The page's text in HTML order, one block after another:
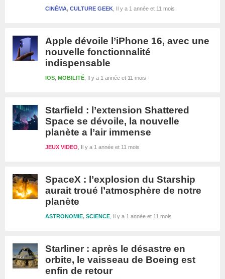
Il y a 1 année et 11 mois
CINÉMA, CULTURE GEEK
Apple dévoile l’iPhone 16, avec une
nouvelle fonctionnalité
indispensable
Il y a 1 année et 11 mois
IOS, MOBILITÉ
Starfield : l’extension Shattered
Space se dévoile, la nouvelle
planète a l’air immense
Il y a 1 année et 11 mois
JEUX VIDEO
SpaceX : l’explosion du Starship
aurait troué l’atmosphère de notre
planète
Il y a 1 année et 11 mois
ASTRONOMIE, SCIENCE
Starliner : après le désastre en
orbite, le vaisseau de Boeing est
enfin de retour